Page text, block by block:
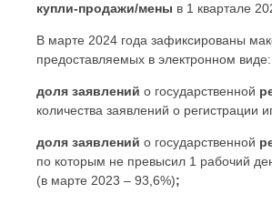
купли-продажи/мены в 1 квартале
В марте 2024 года зафиксированы
предоставляемых в электронном виде:
доля заявлений о государственной
количества заявлений о регистрации
доля заявлений о государственной
по которым не превысил 1 рабочий
(в марте 2023 – 93,6%);